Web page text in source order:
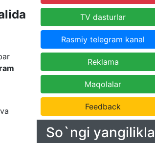
TV dasturlar
Rasmiy telegram kanal
Reklama
Maqolalar
Feedback
So`ngi